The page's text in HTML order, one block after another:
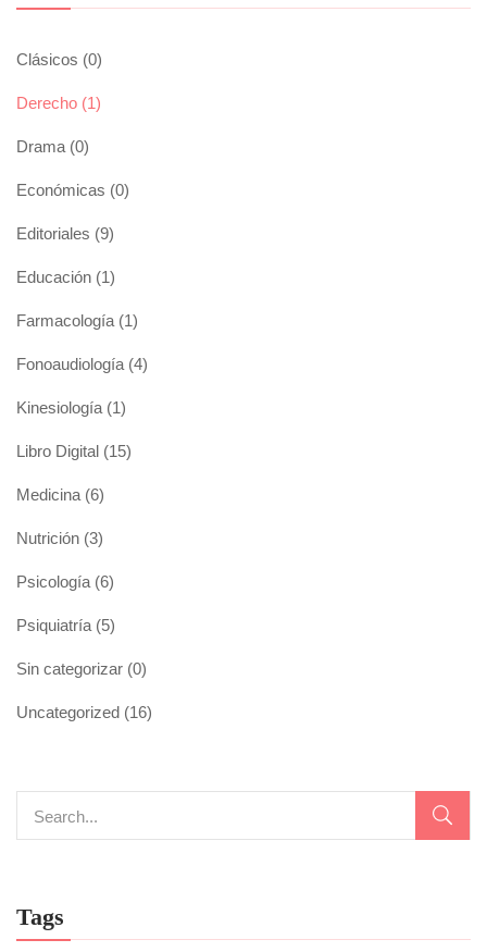
Clásicos (0)
Derecho (1)
Drama (0)
Económicas (0)
Editoriales (9)
Educación (1)
Farmacología (1)
Fonoaudiología (4)
Kinesiología (1)
Libro Digital (15)
Medicina (6)
Nutrición (3)
Psicología (6)
Psiquiatría (5)
Sin categorizar (0)
Uncategorized (16)
Tags